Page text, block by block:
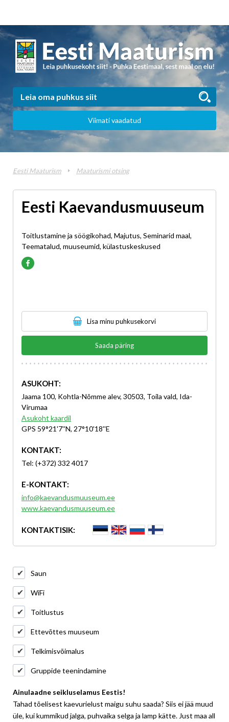
Viimati vaadatud
Eesti Maaturism Maaturismi otsing
Eesti Kaevandusmuuseum
Toitlustamine ja söögikohad, Majutus, Seminarid maal,
Teematalud, muuseumid, külastuskeskused
Lisa minu puhkusekorvi
Saada päring
ASUKOHT:
Jaama 100, Kohtla-Nõmme alev, 30503, Toila vald, Ida-
Virumaa
Asukoht kaardil
GPS 59°21'7''N, 27°10'18''E
KONTAKT:
Tel: (+372) 332 4017
E-KONTAKT:
info@kaevandusmuuseum.ee
www.kaevandusmuuseum.ee
KONTAKTISIK:
Saun
WiFi
Toitlustus
Ettevõttes muuseum
Telkimisvõimalus
Gruppide teenindamine
Ainulaadne seikluselamus Eestis!
Tahad tõelisest kaevurielust maigu suhu saada? Siis ei jää muud
üle, kui kummikud jalga, puhvaika selga ja lamp kätte. Just maa all